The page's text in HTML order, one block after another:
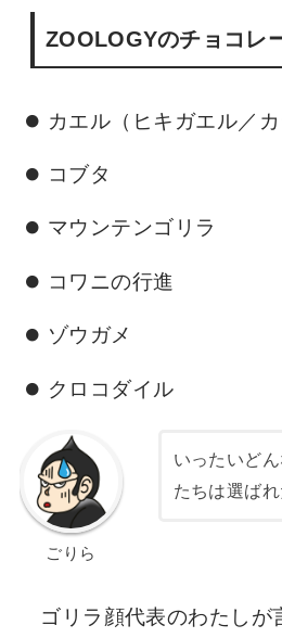
ZOOLOGYのチョコレ
カエル（ヒキガエル／カ
コブタ
マウンテンゴリラ
コワニの行進
ゾウガメ
クロコダイル
ごりら
いったいど
たちは選ば
ゴリラ顔代表のわたしが